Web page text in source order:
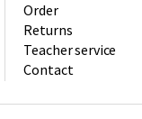
Order
Returns
Teacher service
Contact